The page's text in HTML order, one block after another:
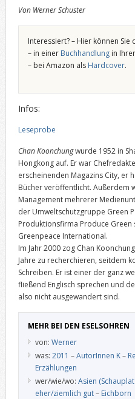
Von Werner Schuster
Interessiert? – Hier können Sie
– in einer Buchhandlungin
– bei Amazon als Hardcover.
Infos:
Leseprobe
Chan Koonchungwurde 1952 in
Hongkong auf. Er war
erscheinenden Magazins City, er
Bücher veröffentlicht. Außerdem
Management mehrerer
der Umweltschutzgruppe Green
Produktionsfirma Produce
Greenpeace International.
Im Jahr 2000 zog Chan
Jahre zu recherchieren, seitdem
Schreiben. Er ist einer der ganz
fließend Englisch sprechen und
also nicht ausgewandert sind.
MEHR BEI DEN ESELSOHREN
von: Werner
was: 2011 –AutorInnen K–
Erzählungen
wer/wie/wo: Asien
eher/ziemlich gut– Eichborn